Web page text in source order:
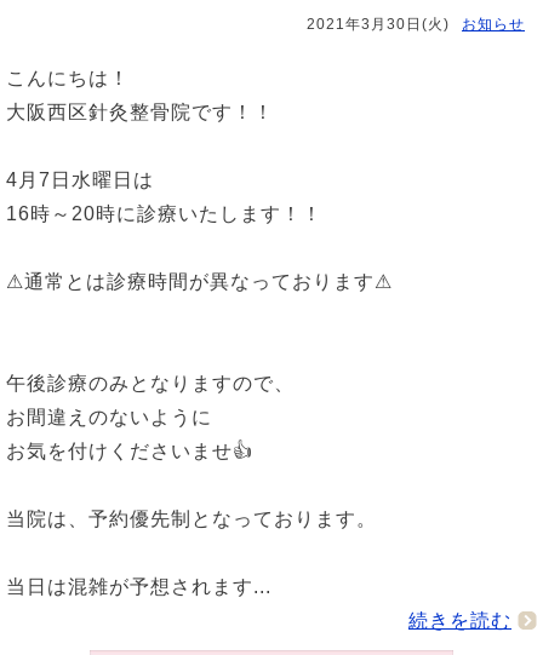
2021年3月30日(火) お知らせ
こんにちは！
大阪西区針灸整骨院です！！
4月7日水曜日は
16時～20時に診療いたします！！
⚠通常とは診療時間が異なっております⚠
午後診療のみとなりますので、
お間違えのないように
お気を付けくださいませ👍
当院は、予約優先制となっております。
当日は混雑が予想されます...
続きを読む